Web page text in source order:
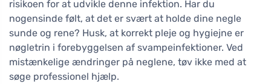
risikoen for at udvikle denne infektion. Har du
nogensinde følt, at det er svært at holde dine negle
sunde og rene? Husk, at korrekt pleje og hygiejne er
nøgletrin i forebyggelsen af svampeinfektioner. Ved
mistænkelige ændringer på neglene, tøv ikke med at
søge professionel hjælp.